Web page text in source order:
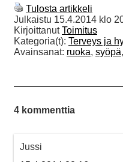
Tulosta artikkeli
Julkaistu 15.4.2014 klo
KirjoittanutToimitus
Kategoria(t): Terveys ja
Avainsanat: ruoka, syöpä,
4 kommenttia
Jussi